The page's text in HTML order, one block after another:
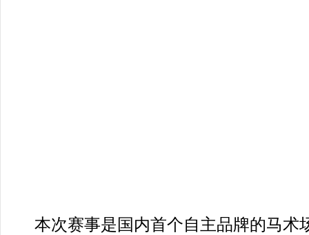
本次赛事是国内首个自主品牌的马术